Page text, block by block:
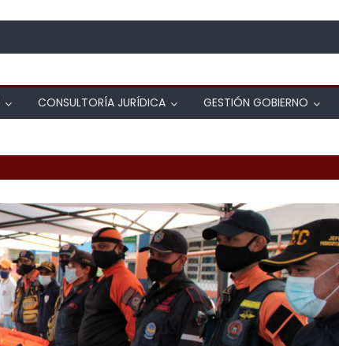
CONSULTORÍA JURÍDICA GESTIÓN GOBIERNO